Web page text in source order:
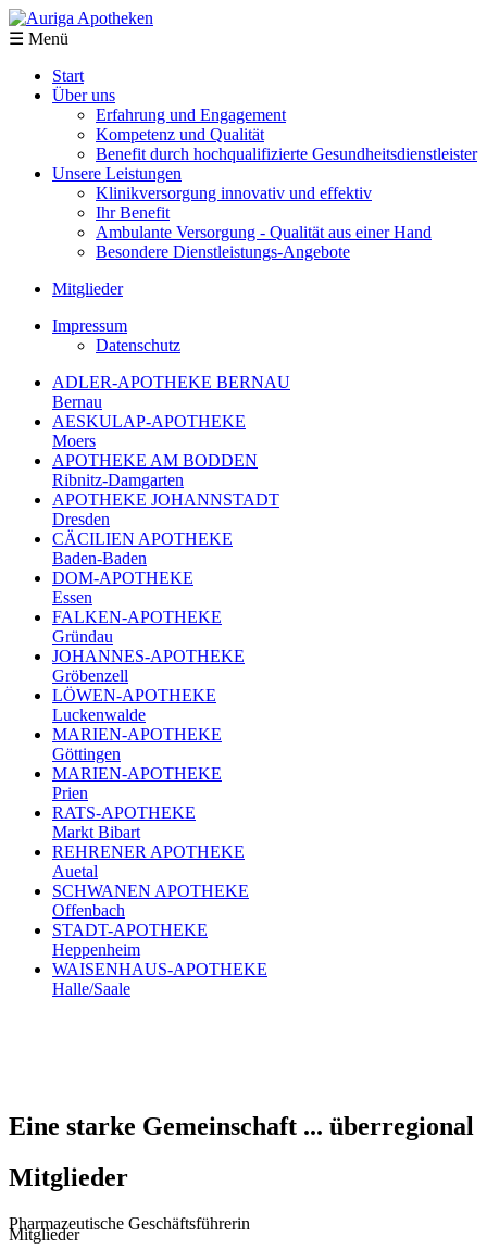
☰ Menü
Start
Über uns
Erfahrung und ­Engagement
Kompetenz und Qualität
Benefit durch hochqualifizierte Gesundheitsdienstleister
Unsere Leistungen
Klinikversorgung innovativ und effektiv
Ihr Benefit
Ambulante Versorgung - Qualität aus einer Hand
Besondere Dienstleistungs-Angebote
Mitglieder
Impressum
Datenschutz
ADLER-APOTHEKE BERNAU
Bernau
AESKULAP-APOTHEKE
Moers
APOTHEKE AM BODDEN
Ribnitz-Damgarten
APOTHEKE JOHANNSTADT
Dresden
CÄCILIEN APOTHEKE
Baden-Baden
DOM-APOTHEKE
Essen
FALKEN-APOTHEKE
Gründau
JOHANNES-APOTHEKE
Gröbenzell
LÖWEN-APOTHEKE
Luckenwalde
MARIEN-APOTHEKE
Göttingen
MARIEN-APOTHEKE
Prien
RATS-APOTHEKE
Markt Bibart
REHRENER APOTHEKE
Auetal
SCHWANEN APOTHEKE
Offenbach
STADT-APOTHEKE
Heppenheim
WAISENHAUS-APOTHEKE
Halle/Saale
Eine starke Gemeinschaft ... überregional
Mitglieder
Pharmazeutische Geschäftsführerin
Mitglieder